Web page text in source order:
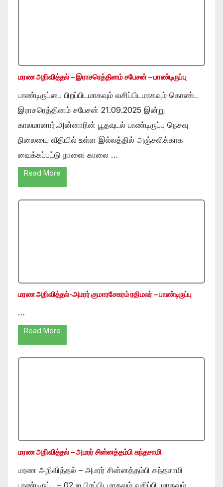
மரண அறிவித்தல் – இராசரெத்தினம் சபேசன் – பாண்டிருப்பு
பாண்டிருப்பை பிறப்பிடமாகவும் வசிப்பிடமாகவும் கொண்ட
இராசரெத்தினம் சபேசன் 21.09.2025 இன்று
காலமானார்.அன்னாரின் பூதவுடல் பாண்டிருப்பு நெசவு
நிலையை வீதியில் உள்ள இல்லத்தில் அஞ்சலிக்காக
வைக்கப்பட்டு நாளை காலை …
Read More
மரண அறிவித்தல்-அமரர் குமாரசேகரம் ரதிமலர் – பாண்டிருப்பு
…
Read More
மரண அறிவித்தல் – அமரர் சின்னத்தம்பி கந்தசாமி
மரண அறிவித்தல் – அமரர் சின்னத்தம்பி கந்தசாமி
பாண்டிருப்பு – 02 ஐ பிறப்பிடமாகவும் வசிப்பிடமாகவும்